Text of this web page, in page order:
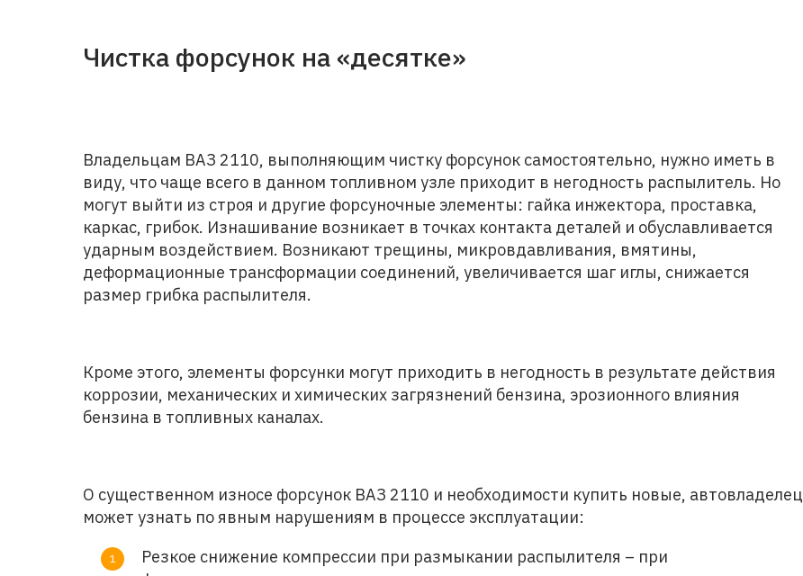
Чистка форсунок на «десятке»
Владельцам ВАЗ 2110, выполняющим чистку форсунок самостоятельно, нужно иметь в
виду, что чаще всего в данном топливном узле приходит в негодность распылитель. Но
могут выйти из строя и другие форсуночные элементы: гайка инжектора, проставка,
каркас, грибок. Изнашивание возникает в точках контакта деталей и обуславливается
ударным воздействием. Возникают трещины, микровдавливания, вмятины,
деформационные трансформации соединений, увеличивается шаг иглы, снижается
размер грибка распылителя.
Кроме этого, элементы форсунки могут приходить в негодность в результате действия
коррозии, механических и химических загрязнений бензина, эрозионного влияния
бензина в топливных каналах.
О существенном износе форсунок ВАЗ 2110 и необходимости купить новые, автовладелец
может узнать по явным нарушениям в процессе эксплуатации:
Резкое снижение компрессии при размыкании распылителя – при